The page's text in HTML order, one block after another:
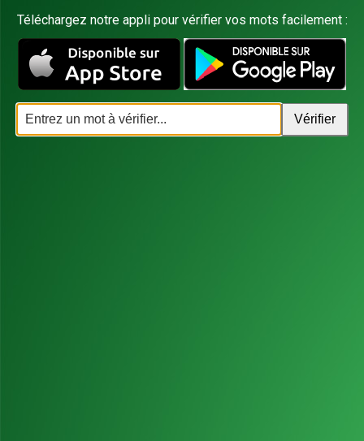
Téléchargez notre appli pour vérifier vos mots facilement :